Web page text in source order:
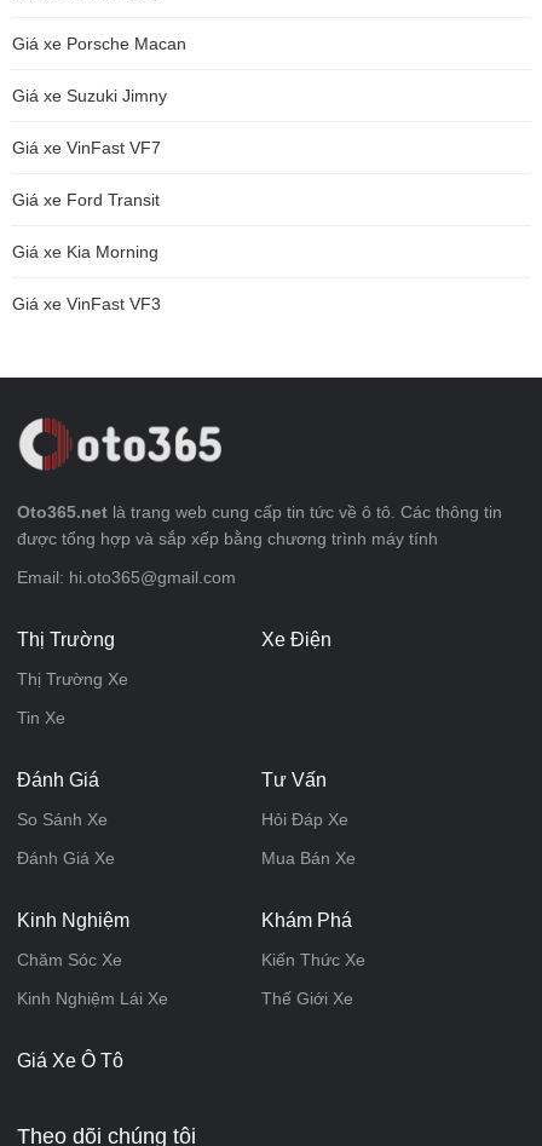
Giá xe Porsche Macan
Giá xe Suzuki Jimny
Giá xe VinFast VF7
Giá xe Ford Transit
Giá xe Kia Morning
Giá xe VinFast VF3
Oto365.net là trang web cung cấp tin tức về ô tô. Các thông tin
được tổng hợp và sắp xếp bằng chương trình máy tính
Email: hi.oto365@gmail.com
Thị Trường
Thị Trường Xe
Tin Xe
Xe Điện
Đánh Giá
So Sánh Xe
Đánh Giá Xe
Tư Vấn
Hỏi Đáp Xe
Mua Bán Xe
Kinh Nghiệm
Chăm Sóc Xe
Kinh Nghiệm Lái Xe
Khám Phá
Kiến Thức Xe
Thế Giới Xe
Giá Xe Ô Tô
Theo dõi chúng tôi